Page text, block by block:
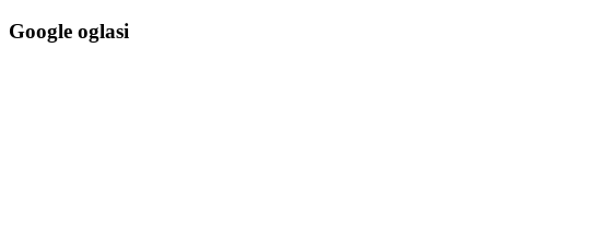
Google oglasi